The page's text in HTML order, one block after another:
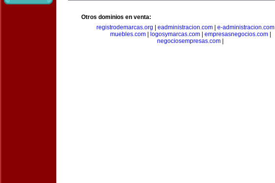
Otros dominios en venta:
registrodemarcas.org
eadministracion.com e-administracion.com
muebles.com| logosymarcas.com| empresasnegocios.com|
negociosempresas.com